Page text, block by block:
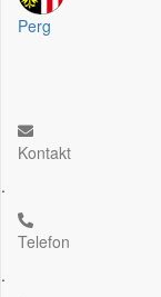
Perg
Kontakt
.
Telefon
.